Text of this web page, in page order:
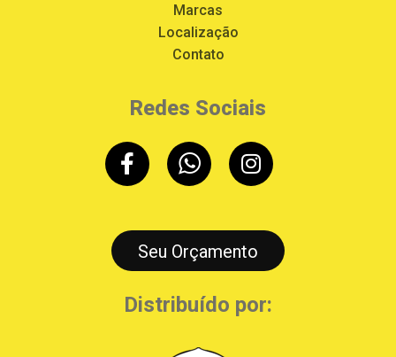
Marcas
Localização
Contato
Redes Sociais
Seu Orçamento
Distribuído por: